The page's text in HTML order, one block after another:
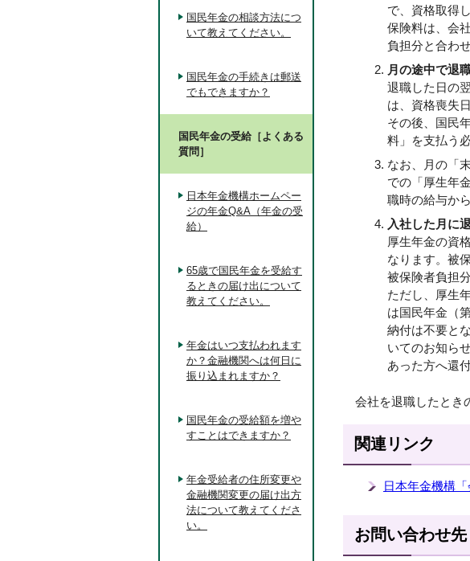
で、資格取得
保険料は、会
負担分と合わ
月の途中で退
退職した日の
は、資格喪失
その後、国民
料」を支払う
なお、月の「
での「厚生年
職時の給与か
入社した月に
厚生年金の資
なります。被
被保険者負担
ただし、厚生
は国民年金（
納付は不要と
いてのお知ら
あった方へ還
会社を退職したとき
関連リンク
日本年金機構
お問い合わせ先
国民年金の相談方法につ
いて教えてください。
国民年金の手続きは郵送
でもできますか？
国民年金の受給［よくある
質問］
日本年金機構ホームペー
ジの年金Q&A（年金の受
給）
65歳で国民年金を受給す
るときの届け出について
教えてください。
年金はいつ支払われます
か？金融機関へは何日に
振り込まれますか？
国民年金の受給額を増や
すことはできますか？
年金受給者の住所変更や
金融機関変更の届け出方
法について教えてくださ
い。